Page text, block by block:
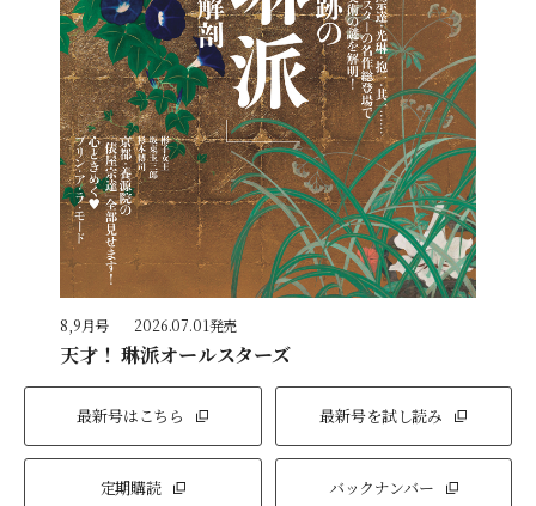
8,9月号 2026.07.01発売
天才！ 琳派オールスターズ
最新号はこちら 最新号を試し読み
定期購読 バックナンバー